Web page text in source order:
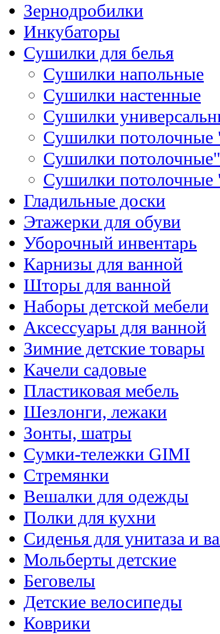
Зернодробилки
Инкубаторы
Сушилки для белья
Сушилки напольные
Сушилки настенные
Сушилки
Сушилки потолочные
Сушилки
Сушилки потолочные
Гладильные доски
Этажерки для обуви
Уборочный инвентарь
Карнизы для ванной
Шторы для ванной
Наборы детской мебели
Аксессуары для ванной
Зимние детские товары
Качели садовые
Пластиковая мебель
Шезлонги, лежаки
Зонты, шатры
Сумки-тележки GIMI
Стремянки
Вешалки для одежды
Полки для кухни
Сиденья для унитаза и
Мольберты детские
Беговелы
Детские велосипеды
Коврики